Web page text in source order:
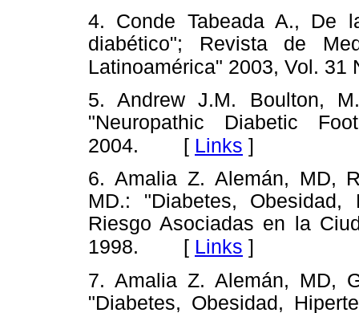
4. Conde Tabeada A., De
diabético"; Revista de
Latinoamérica" 2003, Vol. 31
5. Andrew J.M. Boulton,
"Neuropathic Diabetic
2004. [ Links ]
6. Amalia Z. Alemán, MD,
MD.: "Diabetes,
Riesgo Asociadas en la
1998. [ Links ]
7. Amalia Z. Alemán, MD,
"Diabetes, Obesidad,